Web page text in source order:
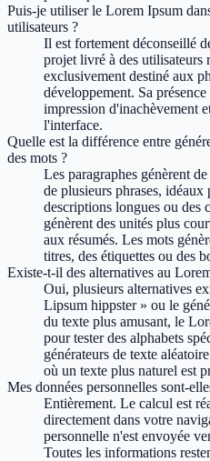
Puis-je utiliser le Lorem Ipsum
utilisateurs ?
Il est fortement déconseillé
projet livré à des utilisateurs
exclusivement destiné aux
développement. Sa
impression d'inachèvement
l'interface.
Quelle est la différence entre
des mots ?
Les paragraphes génèrent
de plusieurs phrases,
descriptions longues ou des
génèrent des unités plus
aux résumés. Les mots
titres, des étiquettes ou des
Existe-t-il des alternatives au
Oui, plusieurs alternatives
Lipsum hippster » ou le
du texte plus amusant, le
pour tester des alphabets
générateurs de texte
où un texte plus naturel est
Mes données personnelles sont-
Entièrement. Le calcul est
directement dans votre
personnelle n'est envoyée
Toutes les informations